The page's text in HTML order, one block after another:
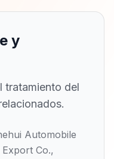
y
tratamiento del
Automobile
Co.,